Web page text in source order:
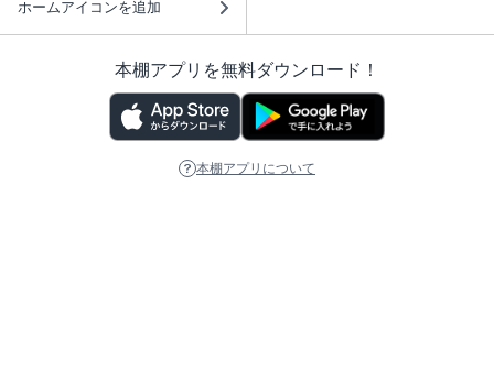
ホームアイコンを追加
本棚アプリを無料ダウンロード！
本棚アプリについて